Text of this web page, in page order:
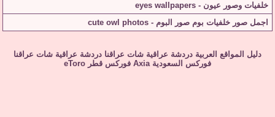
خلفيات وصور عيون - eyes wallpapers
اجمل صور خلفيات بوم صور البوم - cute owl photos
دليل المواقع العربية دردشة عراقية شات عراقنا دردشة عراقية شات عراقنا
فوركس السعودية Axia فوركس قطر eToro